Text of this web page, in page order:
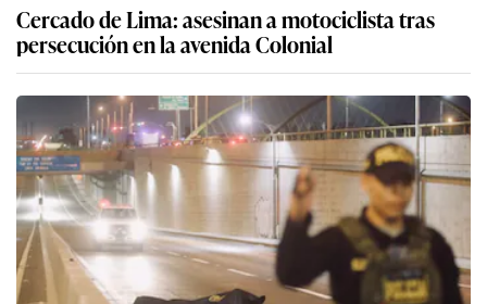
Cercado de Lima: asesinan a motociclista tras
persecución en la avenida Colonial